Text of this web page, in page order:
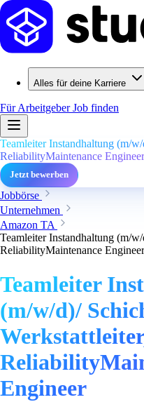
Alles für deine Karriere
Für ArbeitgeberJob finden
Teamleiter Instandhaltung (m/
ReliabilityMaintenance Engineer
Jetzt bewerben
Jobbörse
Unternehmen
Amazon TA
Teamleiter Instandhaltung (m/
ReliabilityMaintenance Engineer
Teamleiter
(m/w/d)/
Engineer